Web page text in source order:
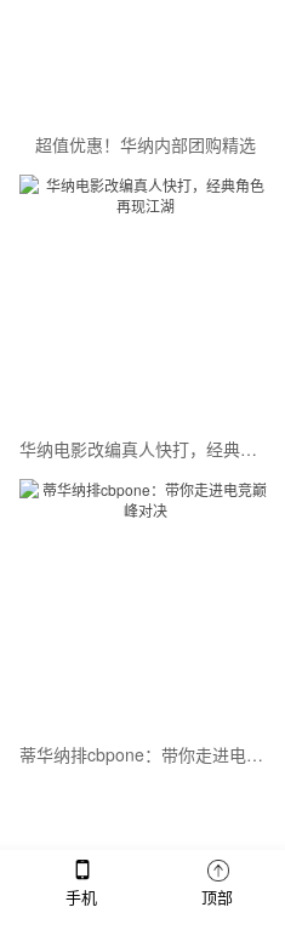
超值优惠！华纳内部团购精选
华纳电影改编真人快打，经典角色再现江湖
蒂华纳排cbpone：带你走进电竞巅峰对决
有限公司 版权所有 备案号：
手机 顶部